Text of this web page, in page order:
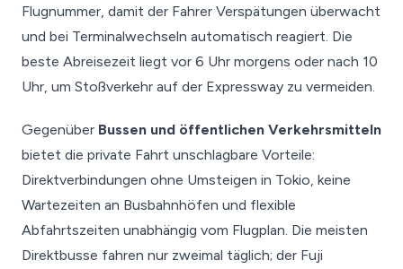
Flugnummer, damit der Fahrer Verspätungen überwacht
und bei Terminalwechseln automatisch reagiert. Die
beste Abreisezeit liegt vor 6 Uhr morgens oder nach 10
Uhr, um Stoßverkehr auf der Expressway zu vermeiden.
Gegenüber Bussen und öffentlichen Verkehrsmitteln
bietet die private Fahrt unschlagbare Vorteile:
Direktverbindungen ohne Umsteigen in Tokio, keine
Wartezeiten an Busbahnhöfen und flexible
Abfahrtszeiten unabhängig vom Flugplan. Die meisten
Direktbusse fahren nur zweimal täglich; der Fuji